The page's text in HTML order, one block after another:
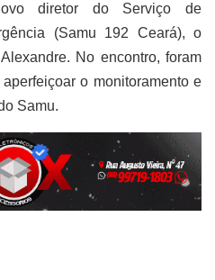
diretor do Serviço de
(Samu 192 Ceará), o
No encontro, foram
o monitoramento e
Samu.